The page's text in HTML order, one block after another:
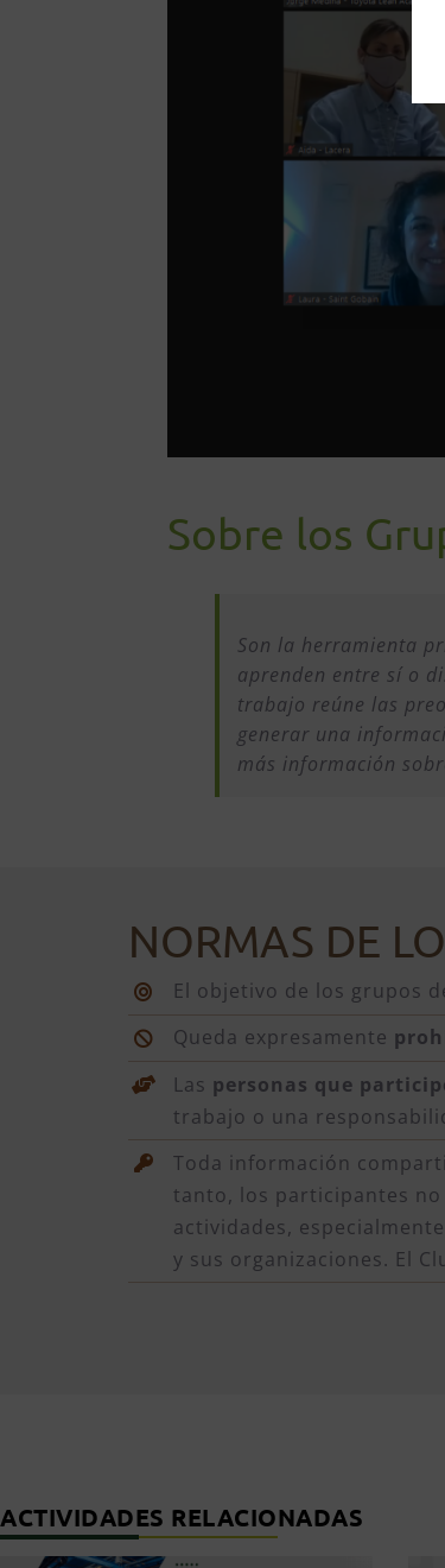
Sobre los
Son la herramienta
aprenden entre sí o
trabajo reúne las
generar una
más información
NORMAS DE
El objetivo de los grupos
Queda expresamente
Las personas que
trabajo o una
Toda información
tanto, los participantes
actividades,
y sus organizaciones. El
ACTIVIDADES RELACIONADAS